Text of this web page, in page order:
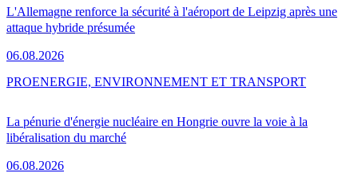
L'Allemagne renforce la sécurité à l'aéroport de Leipzig après une
attaque hybride présumée
06.08.2026
La pénurie d'énergie nucléaire en Hongrie ouvre la voie à la
libéralisation du marché
06.08.2026
PROENERGIE, ENVIRONNEMENT ET TRANSPORT